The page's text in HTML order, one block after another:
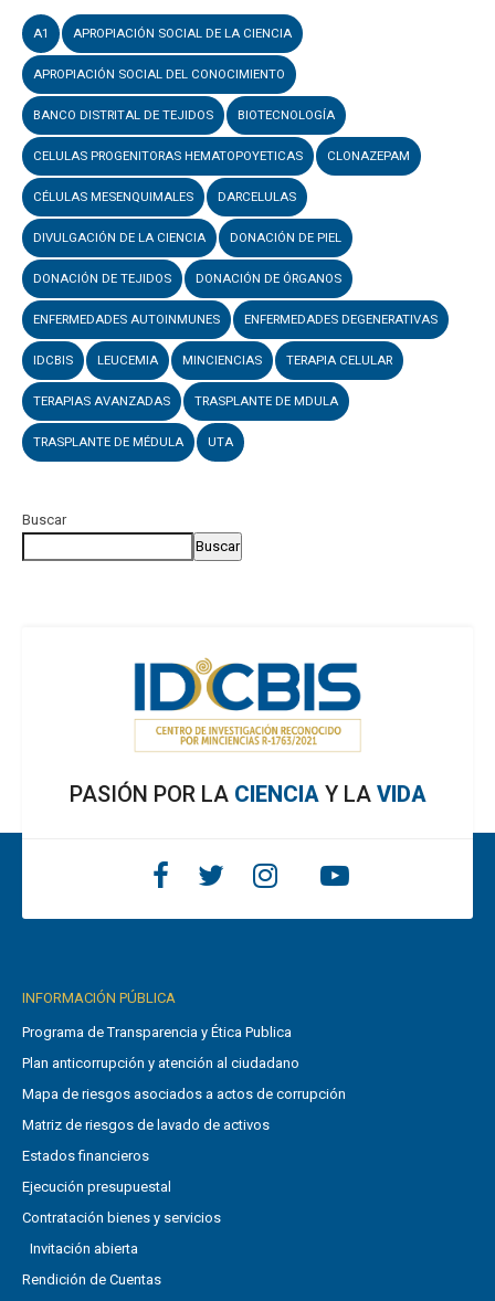
A1 APROPIACIÓN SOCIAL DE LA CIENCIA
APROPIACIÓN SOCIAL DEL CONOCIMIENTO
BANCO DISTRITAL DE TEJIDOS BIOTECNOLOGÍA
CELULAS PROGENITORAS HEMATOPOYETICAS CLONAZEPAM
CÉLULAS MESENQUIMALES DARCELULAS
DIVULGACIÓN DE LA CIENCIA DONACIÓN DE PIEL
DONACIÓN DE TEJIDOS DONACIÓN DE ÓRGANOS
ENFERMEDADES AUTOINMUNES ENFERMEDADES DEGENERATIVAS
IDCBIS LEUCEMIA MINCIENCIAS TERAPIA CELULAR
TERAPIAS AVANZADAS TRASPLANTE DE MDULA
TRASPLANTE DE MÉDULA UTA
Buscar
Buscar
PASIÓN POR LA CIENCIAY LA VIDA
INFORMACIÓN PÚBLICA
Programa de Transparencia y Ética Publica
Plan anticorrupción y atención al ciudadano
Mapa de riesgos asociados a actos de corrupción
Matriz de riesgos de lavado de activos
Estados financieros
Ejecución presupuestal
Contratación bienes y servicios
Invitación abierta
Rendición de Cuentas